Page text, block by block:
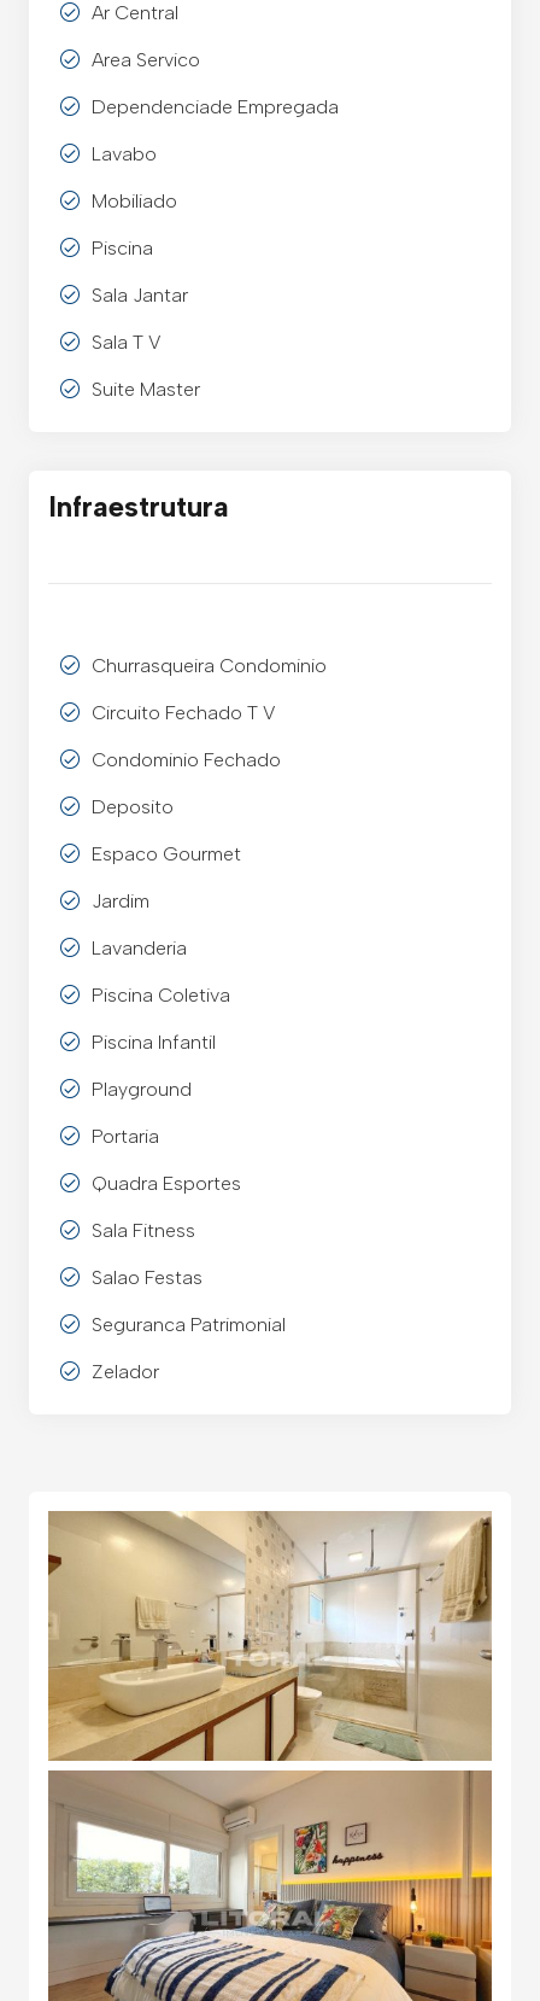
Ar Central
Area Servico
Dependenciade Empregada
Lavabo
Mobiliado
Piscina
Sala Jantar
Sala T V
Suite Master
Infraestrutura
Churrasqueira Condominio
Circuito Fechado T V
Condominio Fechado
Deposito
Espaco Gourmet
Jardim
Lavanderia
Piscina Coletiva
Piscina Infantil
Playground
Portaria
Quadra Esportes
Sala Fitness
Salao Festas
Seguranca Patrimonial
Zelador